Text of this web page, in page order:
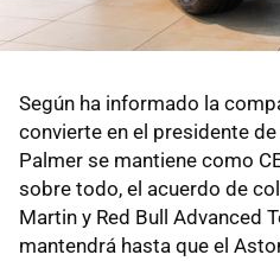
Según ha informado la
convierte en el presidente
Palmer se mantiene como
sobre todo, el acuerdo de
Martin y Red Bull Advanced
mantendrá hasta que el